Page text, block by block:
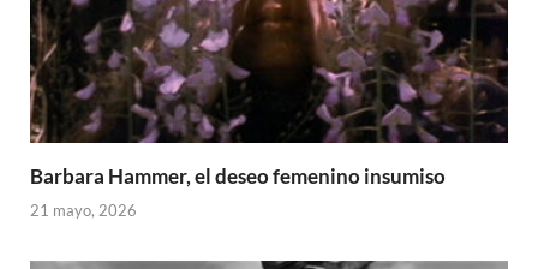
Barbara Hammer, el deseo femenino insumiso
21 mayo, 2026